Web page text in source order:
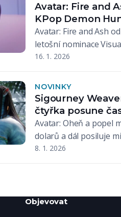
Avatar: Fire and
KPop Demon
Avatar: Fire and Ash
letošní nominace
16. 1. 2026
NOVINKY
Sigourney
čtyřka posune
Avatar: Oheň a popel
dolarů a dál posiluje
8. 1. 2026
Objevovat